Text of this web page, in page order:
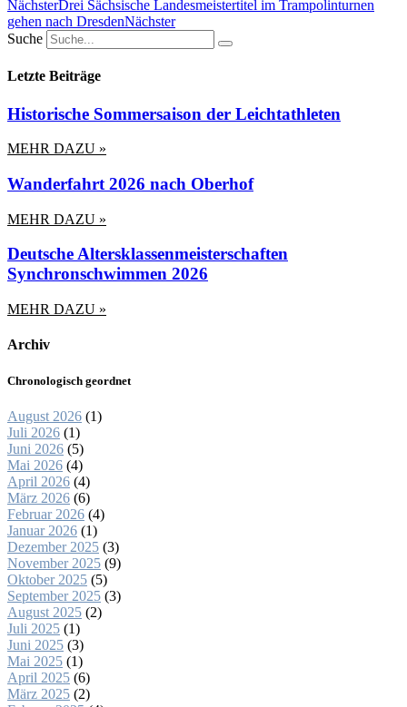
NächsterDrei Sächsische Landesmeistertitel im Trampolinturnen
gehen nach DresdenNächster
Suche
Letzte Beiträge
Historische Sommersaison der Leichtathleten
MEHR DAZU »
Wanderfahrt 2026 nach Oberhof
MEHR DAZU »
Deutsche Altersklassenmeisterschaften
Synchronschwimmen 2026
MEHR DAZU »
Archiv
Chronologisch geordnet
August 2026 (1)
Juli 2026 (1)
Juni 2026 (5)
Mai 2026 (4)
April 2026 (4)
März 2026 (6)
Februar 2026 (4)
Januar 2026 (1)
Dezember 2025 (3)
November 2025 (9)
Oktober 2025 (5)
September 2025 (3)
August 2025 (2)
Juli 2025 (1)
Juni 2025 (3)
Mai 2025 (1)
April 2025 (6)
März 2025 (2)